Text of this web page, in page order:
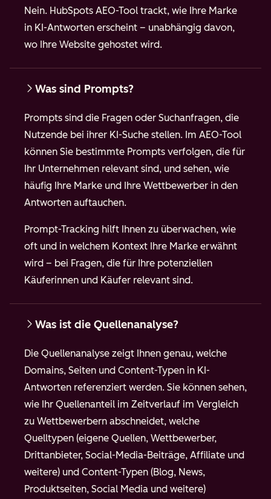
Nein. HubSpots AEO-Tool trackt, wie Ihre Marke
in KI-Antworten erscheint – unabhängig davon,
wo Ihre Website gehostet wird.
Was sind Prompts?
Prompts sind die Fragen oder Suchanfragen, die
Nutzende bei ihrer KI-Suche stellen. Im AEO-Tool
können Sie bestimmte Prompts verfolgen, die für
Ihr Unternehmen relevant sind, und sehen, wie
häufig Ihre Marke und Ihre Wettbewerber in den
Antworten auftauchen.
Prompt-Tracking hilft Ihnen zu überwachen, wie
oft und in welchem Kontext Ihre Marke erwähnt
wird – bei Fragen, die für Ihre potenziellen
Käuferinnen und Käufer relevant sind.
Was ist die Quellenanalyse?
Die Quellenanalyse zeigt Ihnen genau, welche
Domains, Seiten und Content-Typen in KI-
Antworten referenziert werden. Sie können sehen,
wie Ihr Quellenanteil im Zeitverlauf im Vergleich
zu Wettbewerbern abschneidet, welche
Quelltypen (eigene Quellen, Wettbewerber,
Drittanbieter, Social-Media-Beiträge, Affiliate und
weitere) und Content-Typen (Blog, News,
Produktseiten, Social Media und weitere)